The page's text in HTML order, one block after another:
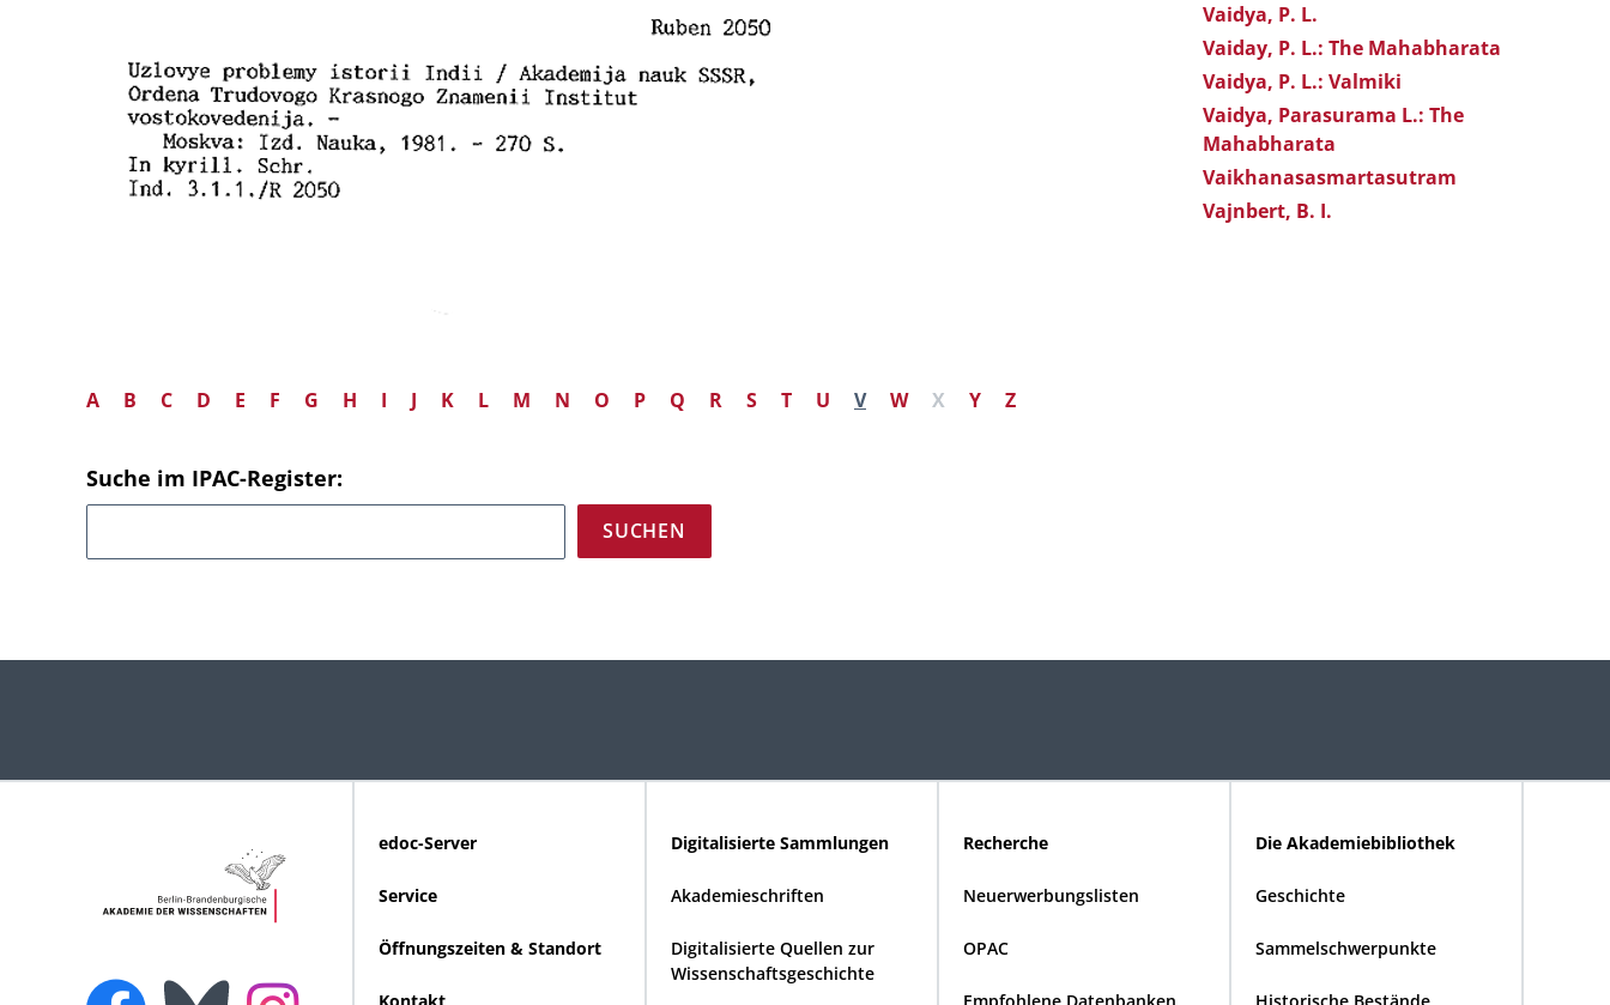
A B C D E F G H I J K L M N O P Q R S T U V W X Y Z
Suche im IPAC-Register:
Vaidya, P. L.
Vaiday, P. L.: The Mahabharata
Vaidya, P. L.: Valmiki
Vaidya, Parasurama L.: The
Mahabharata
Vaikhanasasmartasutram
Vajnbert, B. I.
edoc-Server
Service
Öffnungszeiten & Standort
Digitalisierte Sammlungen
Akademieschriften
Digitalisierte Quellen zur
Wissenschaftsgeschichte
Recherche
Neuerwerbungslisten
OPAC
Die Akademiebibliothek
Geschichte
Sammelschwerpunkte